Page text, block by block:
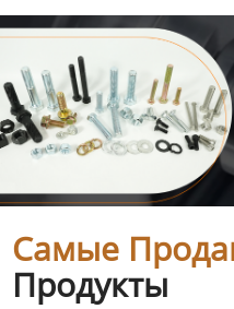
Самые
Продукты